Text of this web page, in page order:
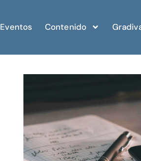
Eventos Contenido